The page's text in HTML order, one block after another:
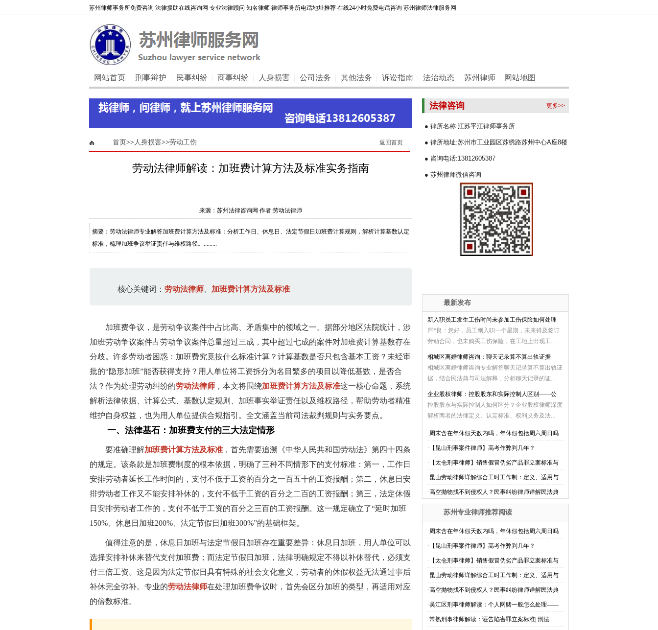
苏州律师事务所免费咨询 法律援助在线咨询网 专业法律顾问 知名律师 律师事务所电话地址推荐 在线24小时免费电话咨询 苏州律师法律服务网
网站首页 刑事辩护 民事纠纷 商事纠纷 人身损害 公司法务 其他法务 诉讼指南 法治动态 苏州律师 网站地图
首页>>人身损害>>劳动工伤 返回首页
劳动法律师解读：加班费计算方法及标准实务指南
来源：苏州法律咨询网 作者:劳动法律师
摘要：劳动法律师专业解答加班费计算方法及标准：分析工作日、休息日、法定节假日加班费计算规则，解析计算基数认定
标准，梳理加班争议举证责任与维权路径。.........
核心关键词： 劳动法律师 加班费计算方法及标准
加班费争议，是劳动争议案件中占比高、矛盾集中的领域之一。据部分地区法院统计，涉
加班劳动争议案件占劳动争议案件总量超过三成，其中超过七成的案件对加班费计算基数存在
分歧。许多劳动者困惑：加班费究竟按什么标准计算？计算基数是否只包含基本工资？未经审
批的“隐形加班”能否获得支持？用人单位将工资拆分为名目繁多的项目以降低基数，是否合
法？作为处理劳动纠纷的劳动法律师 ，本文将围绕加班费计算方法及标准这一核心命题，系统
解析法律依据、计算公式、基数认定规则、加班事实举证责任以及维权路径，帮助劳动者精准
维护自身权益，也为用人单位提供合规指引。全文涵盖当前司法裁判规则与实务要点。
一、法律基石：加班费支付的三大法定情形
要准确理解加班费计算方法及标准 ，首先需要追溯《中华人民共和国劳动法》第四十四条
的规定。该条款是加班费制度的根本依据，明确了三种不同情形下的支付标准：第一，工作日
安排劳动者延长工作时间的，支付不低于工资的百分之一百五十的工资报酬；第二，休息日安
排劳动者工作又不能安排补休的，支付不低于工资的百分之二百的工资报酬；第三，法定休假
日安排劳动者工作的，支付不低于工资的百分之三百的工资报酬。这一规定确立了“延时加班
150%、休息日加班200%、法定节假日加班300%”的基础框架。
值得注意的是，休息日加班与法定节假日加班存在重要差异：休息日加班，用人单位可以
选择安排补休来替代支付加班费；而法定节假日加班，法律明确规定不得以补休替代，必须支
付三倍工资。这是因为法定节假日具有特殊的社会文化意义，劳动者的休假权益无法通过事后
补休完全弥补。专业的劳动法律师在处理加班费争议时，首先会区分加班的类型，再适用对应
的倍数标准。
法律咨询 更多>>
● 律所名称:江苏平江律师事务所
● 律所地址:苏州市工业园区苏绣路苏州中心A座8楼
● 咨询电话:13812605387
● 苏州律师微信咨询
最新发布
新入职员工发生工伤时尚未参加工伤保险如何处理
严*良：您好，员工刚入职一个星期，未来得及签订
劳动合同，也未购买工伤保险，在工地上出现工...
相城区离婚律师咨询：聊天记录算不算出轨证据
相城区离婚律师咨询专业解答聊天记录算不算出轨证
据，结合民法典与司法解释，分析聊天记录的证...
企业股权律师：控股股东和实际控制人区别——公
控股股东与实际控制人如何区分？企业股权律师深度
解析两者的法律定义、认定标准、权利义务及法...
·周末含在年休假天数内吗，年休假包括周六周日吗
· 【昆山刑事案件律师】高考作弊判几年？
· 【太仓刑事律师】销售假冒伪劣产品罪立案标准与
·昆山劳动律师详解综合工时工作制：定义、适用与
·高空抛物找不到侵权人？民事纠纷律师详解民法典
苏州专业律师推荐阅读
·周末含在年休假天数内吗，年休假包括周六周日吗
· 【昆山刑事案件律师】高考作弊判几年？
· 【太仓刑事律师】销售假冒伪劣产品罪立案标准与
·昆山劳动律师详解综合工时工作制：定义、适用与
·高空抛物找不到侵权人？民事纠纷律师详解民法典
·吴江区刑事律师解读：个人网赌一般怎么处理——
·常熟刑事律师解读：诬告陷害罪立案标准| 刑法